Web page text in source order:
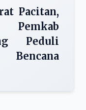
Pacitan,
Peduli